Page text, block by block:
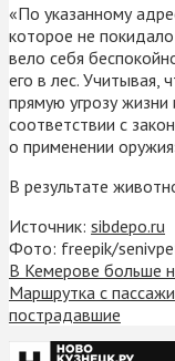
«По указанному
которое не
вело себя
его в лес. Учитывая,
прямую угрозу
соответствии с
о применении
В результате
Источник: sibdepo.ru
Фото: freepik/
В Кемерове больше
Маршрутка с
пострадавшие